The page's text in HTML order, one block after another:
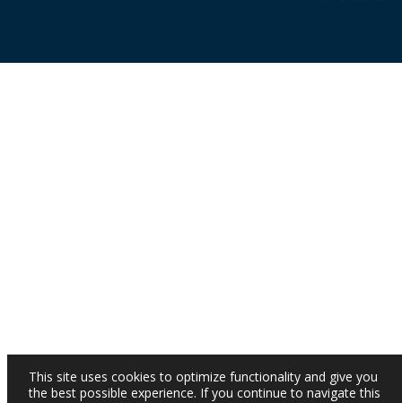
This site uses cookies to optimize functionality and give you
the best possible experience. If you continue to navigate this